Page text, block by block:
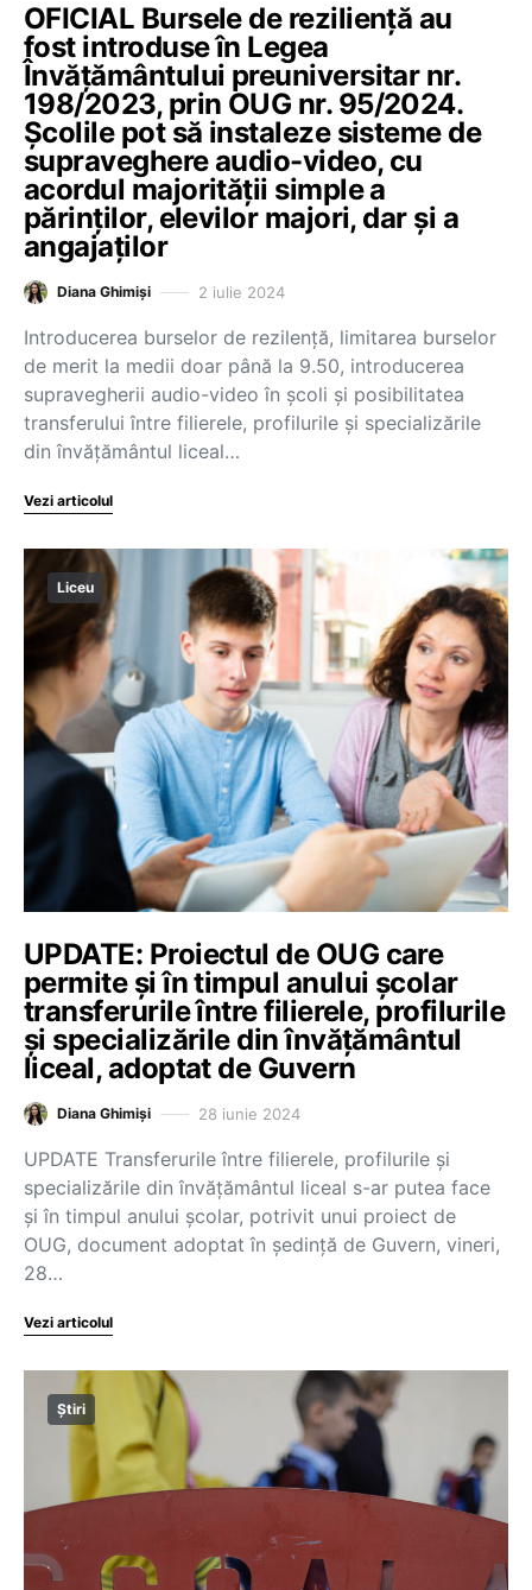
OFICIAL Bursele de reziliență au
fost introduse în Legea
Învățământului preuniversitar nr.
198/2023, prin OUG nr. 95/2024.
Școlile pot să instaleze sisteme de
supraveghere audio-video, cu
acordul majorității simple a
părinților, elevilor majori, dar și a
angajaților
Diana Ghimiși 2 iulie 2024
Introducerea burselor de rezilență, limitarea burselor
de merit la medii doar până la 9.50, introducerea
supravegherii audio-video în școli și posibilitatea
transferului între filierele, profilurile și specializările
din învățământul liceal…
Vezi articolul
Liceu
UPDATE: Proiectul de OUG care
permite și în timpul anului școlar
transferurile între filierele, profilurile
și specializările din învățământul
liceal, adoptat de Guvern
Diana Ghimiși 28 iunie 2024
UPDATE Transferurile între filierele, profilurile și
specializările din învățământul liceal s-ar putea face
și în timpul anului școlar, potrivit unui proiect de
OUG, document adoptat în ședință de Guvern, vineri,
28…
Vezi articolul
Știri